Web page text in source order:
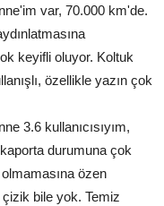
var, 70.000 km'de.
keyifli oluyor. Koltuk
özellikle yazın çok
3.6 kullanıcısıyım,
durumuna çok
özen
bile yok. Temiz